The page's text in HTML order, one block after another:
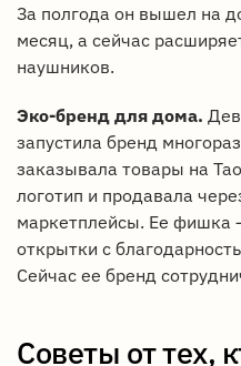
За полгода он вышел на
месяц, а сейчас
наушников.
Эко-бренд для дома.
запустила бренд
заказывала товары на
логотип и продавала
маркетплейсы. Ее фишка
открытки с
Сейчас ее бренд
Советы от тех,